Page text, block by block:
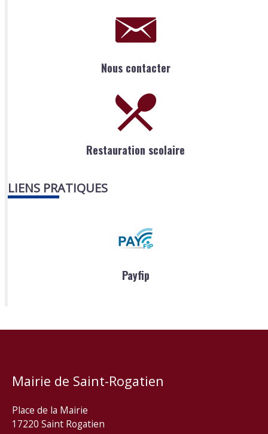
Nous contacter
Restauration scolaire
LIENS PRATIQUES
Payfip
Mairie de Saint-Rogatien
Place de la Mairie
17220 Saint Rogatien